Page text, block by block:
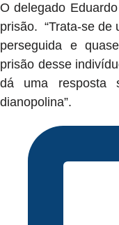
O delegado
prisão. “Trata-se de
perseguida e
prisão desse
dá uma resposta
dianopolina”.